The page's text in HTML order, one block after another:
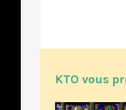
KTO vous